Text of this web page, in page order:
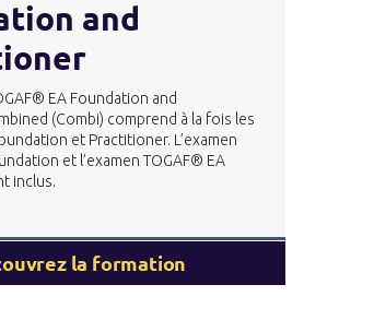
and
EA Foundation and
(Combi) comprend à la fois les
et Practitioner. L’examen
et l’examen TOGAF® EA
inclus.
la formation